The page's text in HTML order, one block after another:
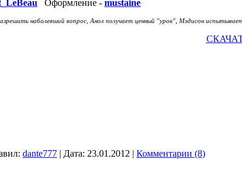
Оформление - mustaine
наболевший вопрос, Анол получает ценный "урок", Мэдисон
dante777 | Дата: 23.01.2012 | Комментарии (8)